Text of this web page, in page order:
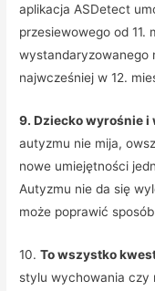
aplikacja ASDetect
przesiewowego od 11.
wystandaryzowanego
najwcześniej w 12.
9. Dziecko wyrośnie
autyzmu nie mija,
nowe umiejętności
Autyzmu nie da się
może poprawić
10.To wszystko
stylu wychowania czy